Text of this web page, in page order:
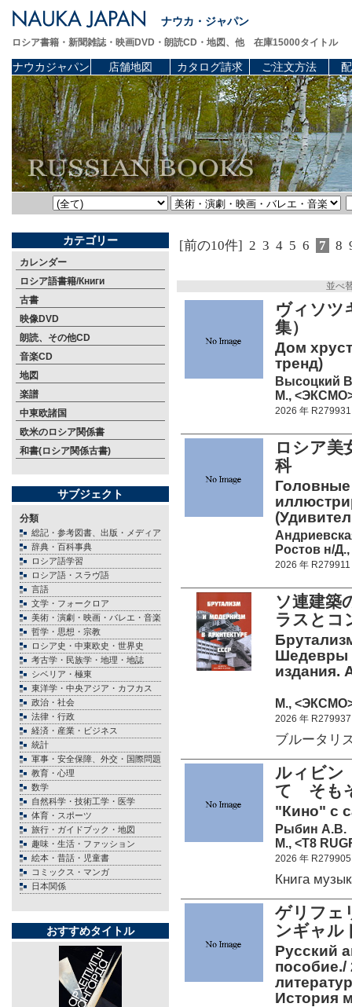
ナウカ・ジャパン
ロシア書籍・新聞雑誌・映画DVD・朗読CD・地図、他 在庫15000タイトル
ナウカジャパン 店舗地図 カタログ請求 ご注文方法
カテゴリー
カレンダー
ロシア語書籍/Книги
古書
映像DVD
朗読、その他CD
音楽CD
地図
楽譜
中東欧諸国
欧米のロシア関係書
和書(ロシア関係古書)
サブジェクト
分類
総記・参考図書、出版・メディア
辞典・百科事典
ロシア語学習
ロシア語・スラヴ語
言語
文学・フォークロア
美術・演劇・映画・バレエ・音楽
哲学・思想・宗教
ロシア史・中東欧史・世界史
考古学・民族学・地理・地誌
シベリア・極東
東洋学・中央アジア・カフカス
政治・社会
法律・行政
経済・産業・ビジネス
統計
軍事・安全保障、外交・国際問題
教育・心理
数学
自然科学・技術工学・医学
体育・スポーツ
旅行・ガイドブック・地図
趣味・生活・ファッション
絵本・昔話・児童書
コミックス・マンガ
日本関係
おすすめタイトル
[前の10件] 2 3 4 5 6 7 8
並べ
ヴィソ
集）
Дом
тренд)
Высоцкий
М.,
2026 年 R279931
ロシア美
科
Ростов н/
2026 年 R279911
ソ連建築
ラスと
Шедевры
издания.
М.,
2026 年 R279937
ブルータリ
ルィビン
て そも
"Кино" с
Рыбин А.В.
М., <Т8
2026 年 R279905
Книга
ゲリフェ
ンギャル
Русский
пособие./
История